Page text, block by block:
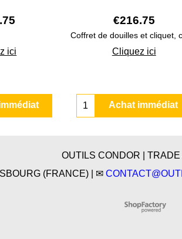
ici
€216.75
Cliquez ici
Achat immédiat
OUTILS CONDOR |
(FRANCE) | ✉
Boutique en ligne créés
avec le logiciel